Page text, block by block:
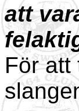
att
För att